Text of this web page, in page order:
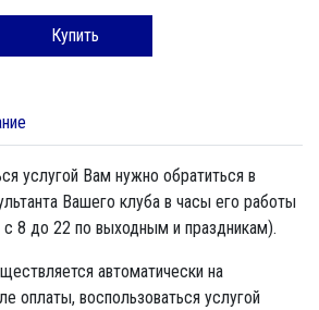
Купить
услугой Вам нужно обратиться в
Вашего клуба в часы его работы
8 до 22 по выходным и праздникам).
автоматически на
оплаты, воспользоваться услугой